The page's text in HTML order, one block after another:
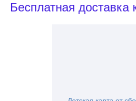
Бесплатная доставка